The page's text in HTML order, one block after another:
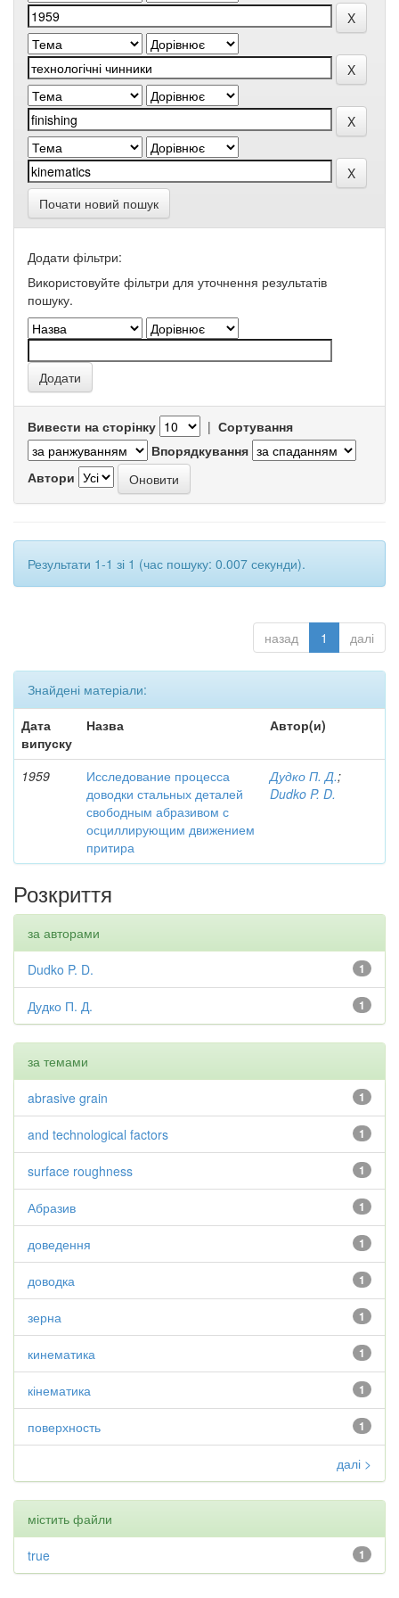
Почати новий пошук
Додати фільтри:
Використовуйте фільтри для уточнення результатів
пошуку.
Вивести на сторінку | Сортування
Впорядкування
Автори
Результати 1-1 зі 1 (час пошуку: 0.007 секунди).
назад 1 далі
Знайдені матеріали:
Дата
випуску
Назва Автор(и)
1959
Исследование процесса
доводки стальных деталей
свободным абразивом с
осциллирующим движением
притира
Дудко П. Д.;
Dudko P. D.
Розкриття
за авторами
1
Dudko P. D.
1
Дудко П. Д.
за темами
1
abrasive grain
1
and technological factors
1
surface roughness
1
Абразив
1
доведення
1
доводка
1
зерна
1
кинематика
1
кінематика
1
поверхность
далі >
містить файли
1
true